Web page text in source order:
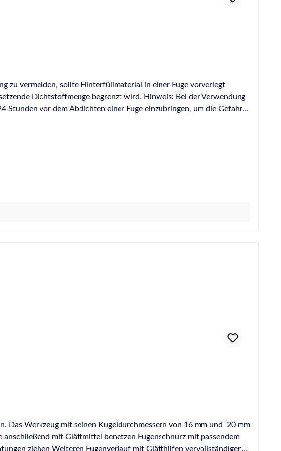
zu vermeiden, sollte Hinterfüllmaterial in einer Fuge vorverlegt
Dichtstoffmenge begrenzt wird. Hinweis: Bei der Verwendung
Stunden vor dem Abdichten einer Fuge einzubringen, um die Gefahr
entspricht DIN 18540
Das Werkzeug mit seinen Kugeldurchmessern von 16 mm und 20 mm
ziehen Weiteren Fugenverlauf mit Glätthilfen vervollständigen